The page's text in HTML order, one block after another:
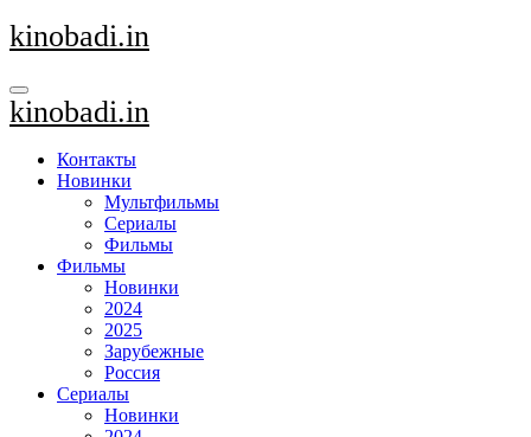
Перейти
к
kinobadi.in
kinobadi.in
Контакты
Новинки
Мультфильмы
Сериалы
Фильмы
Фильмы
Новинки
2024
2025
Зарубежные
Россия
Сериалы
Новинки